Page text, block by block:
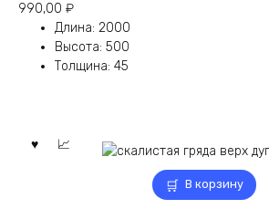
990,00 ₽
Длина: 2000
Высота: 500
Толщина: 45
В корзину